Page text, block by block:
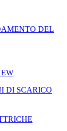
DEL
DI SCARICO